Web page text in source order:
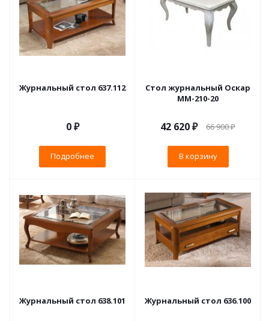
Журнальный стол 637.112
0 ₽
Подробнее
Стол журнальный Оскар
ММ-210-20
42 620₽ 66 900₽
В корзину
Журнальный стол 638.101 Журнальный стол 636.100